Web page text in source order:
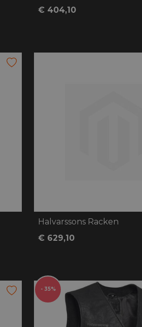
€ 404,10
Halvarssons Racken
€ 629,10
- 35%